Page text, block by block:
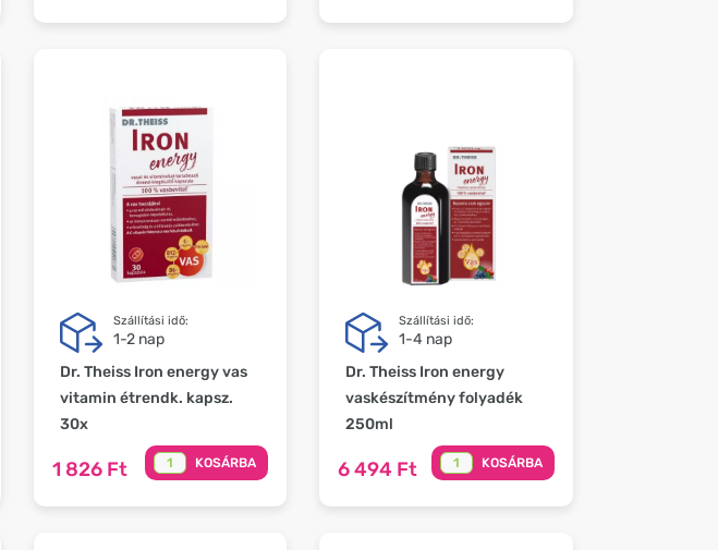
Szállítási idő:
1-2 nap
Dr. Theiss Iron energy vas
vitamin étrendk. kapsz.
30x
1 826 Ft KOSÁRBA
Szállítási idő:
1-4 nap
Dr. Theiss Iron energy
vaskészítmény folyadék
250ml
6 494 Ft KOSÁRBA